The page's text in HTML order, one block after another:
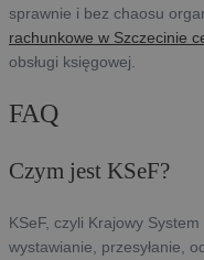
sprawnie i bez chaosu
rachunkowe w Szczecinie
obsługi księgowej.
FAQ
Czym jest KSeF?
KSeF, czyli Krajowy
wystawianie, przesyłanie,